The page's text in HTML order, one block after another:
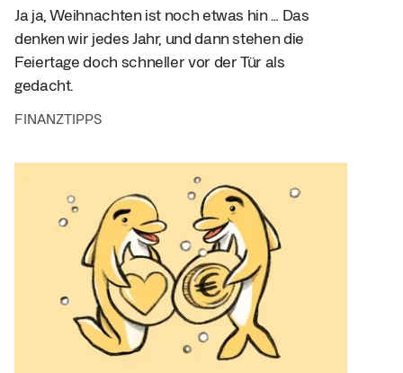
Ja ja, Weihnachten ist noch etwas hin … Das
denken wir jedes Jahr, und dann stehen die
Feiertage doch schneller vor der Tür als
gedacht.
FINANZTIPPS